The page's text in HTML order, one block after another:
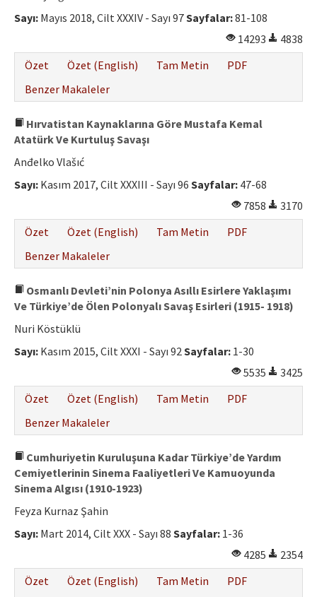
Sayı: Mayıs 2018, Cilt XXXIV - Sayı 97Sayfalar:81-108
14293
4838
Özet
Özet (English) Tam Metin
PDF
Benzer Makaleler
Hırvatistan Kaynaklarına Göre Mustafa Kemal
Atatürk Ve Kurtuluş Savaşı
Anđelko Vlašıć
Sayı: Kasım 2017, Cilt XXXIII - Sayı 96 Sayfalar: 47-68
7858
3170
Özet
Özet (English) Tam Metin
PDF
Benzer Makaleler
Osmanlı Devleti’nin Polonya Asıllı Esirlere Yaklaşımı
Ve Türkiye’de Ölen Polonyalı Savaş Esirleri (1915- 1918)
Nuri Köstüklü
Sayı: Kasım 2015, Cilt XXXI - Sayı 92Sayfalar: 1-30
5535
3425
Özet
Özet (English) Tam Metin
PDF
Benzer Makaleler
Cumhuriyetin Kuruluşuna Kadar Türkiye’de Yardım
Cemiyetlerinin Sinema Faaliyetleri Ve Kamuoyunda
Sinema Algısı (1910-1923)
Feyza Kurnaz Şahin
Sayı: Mart 2014, Cilt XXX - Sayı 88 Sayfalar: 1-36
4285
2354
Özet
Özet (English) Tam Metin
PDF